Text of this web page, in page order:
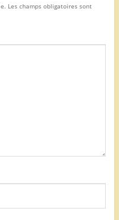
Les champs obligatoires sont